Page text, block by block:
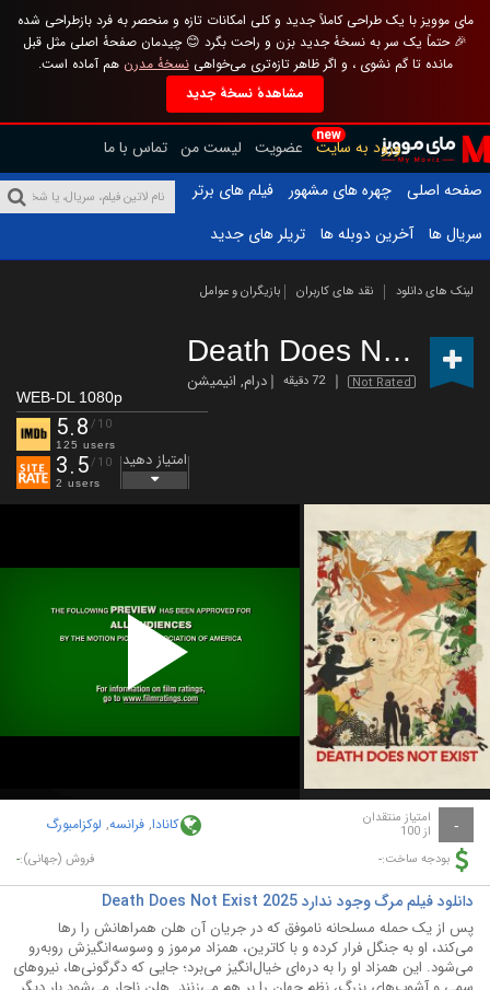
مای موویز با یک طراحی کاملاً جدید و کلی امکانات تازه و منحصر به فرد بازطراحی شده
🎉 حتماً یک سر به نسخهٔ جدید بزن و راحت بگرد 😊 چیدمان صفحهٔ اصلی مثل قبل
مانده تا گم نشوی ، و اگر ظاهر تازه‌تری می‌خواهینسخهٔ مدرن هم آماده است.
مشاهدهٔ نسخهٔ جدید
new
ورود به سایت عضویت لیست من تماس با ما
صفحه اصلی
چهره های مشهور
فیلم های برتر
سریال ها
آخرین دوبله ها تریلر های جدید
لینک های دانلود نقد های کاربران بازیگران و عوامل
Death Does Not Exist
Not Rated 72 دقیقه درام, انیمیشن
WEB-DL 1080p
5.8 /10
125 users
3.5/10
2 users
امتیاز دهید
Play
Video
- امتیاز منتقدان
از 100 کانادا, فرانسه, لوکزامبورگ
بودجه ساخت:- فروش (جهانی):-
دانلود فیلم مرگ وجود ندارد Death Does Not Exist 2025
پس از یک حمله مسلحانه ناموفق که در جریان آن هلن همراهانش را رها
می‌کند، او به جنگل فرار کرده و با کاترین، همزاد مرموز و وسوسه‌انگیزش روبه‌رو
می‌شود. این همزاد او را به دره‌ای خیال‌انگیز می‌برد؛ جایی که دگرگونی‌ها، نیروهای